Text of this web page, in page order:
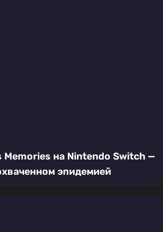
на Nintendo Switch —
эпидемией